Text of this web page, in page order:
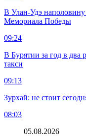
В Улан-Удэ наполовину
Мемориала Победы
09:24
В Бурятии за год в два
такси
09:13
Зурхай: не стоит
08:03
05.08.2026